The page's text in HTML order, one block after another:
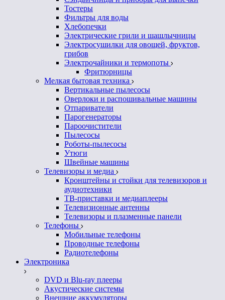
Тостеры
Фильтры для воды
Хлебопечки
Электрические грили и шашлычницы
Электросушилки для овощей, фруктов,
грибов
Электрочайники и термопоты
Фритюрницы
Мелкая бытовая техника
Вертикальные пылесосы
Оверлоки и распошивальные машины
Отпариватели
Парогенераторы
Пароочистители
Пылесосы
Роботы-пылесосы
Утюги
Швейные машины
Телевизоры и медиа
Кронштейны и стойки для телевизоров и
аудиотехники
ТВ-приставки и медиаплееры
Телевизионные антенны
Телевизоры и плазменные панели
Телефоны
Мобильные телефоны
Проводные телефоны
Радиотелефоны
Электроника
DVD и Blu-ray плееры
Акустические системы
Внешние аккумуляторы